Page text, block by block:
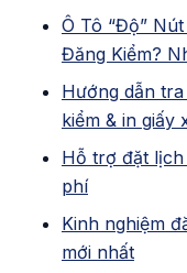
Ô Tô “Độ”
Đăng Kiểm?
Hướng dẫn
kiểm & in giấy
Hỗ trợ đặt lịch
phí
Kinh nghiệm
mới nhất